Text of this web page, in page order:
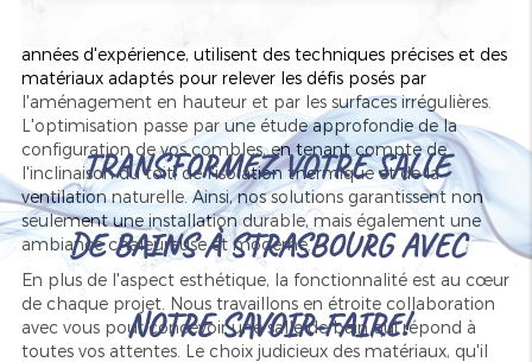
années d'expérience, utilisent des techniques précises et des
matériaux adaptés pour relever les défis posés par
l'aménagement en hauteur et par les surfaces irrégulières.
L'optimisation passe par une étude approfondie de la
configuration de vos combles, en tenant compte de
l'inclinaison du toit, de l'isolation thermique et de la
ventilation naturelle. Ainsi, nos solutions garantissent non
seulement une installation durable, mais également une
ambiance chaleureuse et moderne.
En plus de l'aspect esthétique, la fonctionnalité est au cœur
de chaque projet. Nous travaillons en étroite collaboration
avec vous pour concevoir une salle de bain qui répond à
toutes vos attentes. Le choix judicieux des matériaux, qu'il
TRANSFORMEZ VOTRE SALLE
DE BAINS À STRASBOURG AVEC
NOTRE SAVOIR-FAIRE!